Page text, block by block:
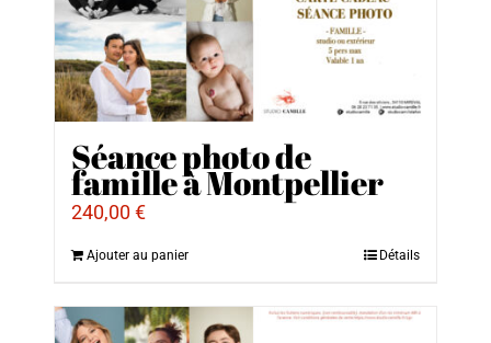
Séance photo de
famille à Montpellier
240,00€
Ajouter au panier Détails